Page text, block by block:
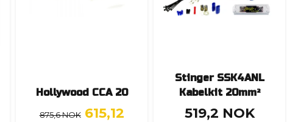
Hollywood CCA 20
875,6 NOK 615,12
Stinger SSK4ANL
Kabelkit 20mm²
519,2 NOK